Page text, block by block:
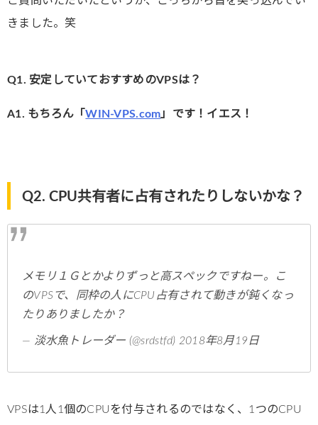
きました。笑
Q1. 安定していておすすめのVPSは？
A1. もちろん「WIN-VPS.com 」です！イエス！
Q2. CPU共有者に占有されたりしないかな？
メモリ１Ｇとかよりずっと高スペックですねー。こ
のVPSで、同枠の人にCPU占有されて動きが鈍くなっ
たりありましたか？
— 淡水魚トレーダー (@srdstfd) 2018年8月19日
VPSは1人1個のCPUを付与されるのではなく、1つのCPU